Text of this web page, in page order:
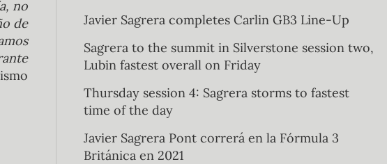
no
de
Javier Sagrera completes Carlin GB3 Line-Up
Sagrera to the summit in Silverstone session two,
Lubin fastest overall on Friday
Thursday session 4: Sagrera storms to fastest
time of the day
Javier Sagrera Pont correrá en la Fórmula 3
Británica en 2021